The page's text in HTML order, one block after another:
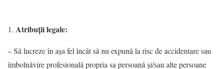
Atribuţii legale:
– Să lucreze în aşa fel încât să nu expună la risc de accidentare sau
îmbolnăvire profesională propria sa persoană şi/sau alte persoane